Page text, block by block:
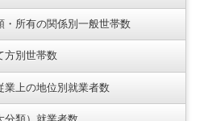
・所有の関係別一般世帯数
方別世帯数
業上の地位別就業者数